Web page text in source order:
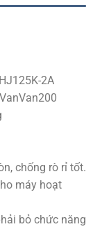
2A
chống rò rỉ tốt.
máy hoạt
bỏ chức năng